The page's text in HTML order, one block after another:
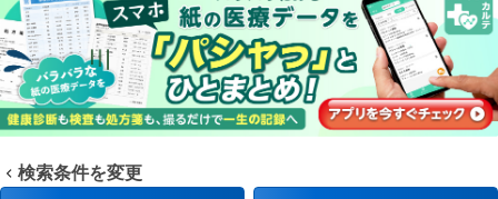
検索条件を変更